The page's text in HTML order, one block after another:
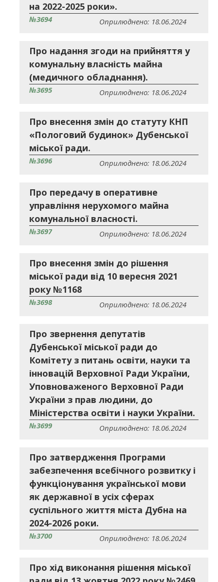
на 2022-2025 роки».
№3694 Оприлюднено: 18.06.2024
Про надання згоди на прийняття у
комунальну власність майна
(медичного обладнання).
№3695 Оприлюднено: 18.06.2024
Про внесення змін до статуту КНП
«Пологовий будинок» Дубенської
міської ради.
№3696 Оприлюднено: 18.06.2024
Про передачу в оперативне
управління нерухомого майна
комунальної власності.
№3697 Оприлюднено: 18.06.2024
Про внесення змін до рішення
міської ради від 10 вересня 2021
року №1168
№3698 Оприлюднено: 18.06.2024
Про звернення депутатів
Дубенської міської ради до
Комітету з питань освіти, науки та
інновацій Верховної Ради України,
Уповноваженого Верховної Ради
України з прав людини, до
Міністерства освіти і науки України.
№3699 Оприлюднено: 18.06.2024
Про затвердження Програми
забезпечення всебічного розвитку і
функціонування української мови
як державної в усіх сферах
суспільного життя міста Дубна на
2024-2026 роки.
№3700 Оприлюднено: 18.06.2024
Про хід виконання рішення міської